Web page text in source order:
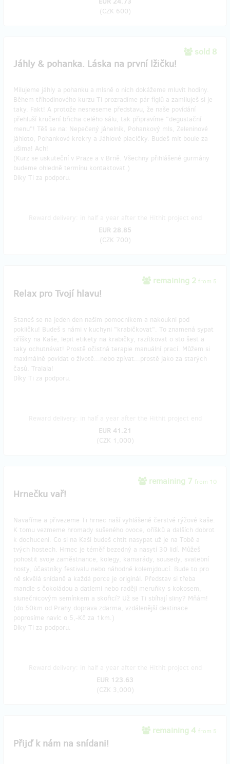
(CZK 600)
sold 8
Jáhly & pohanka. Láska na první lžičku!
Milujeme jáhly a pohanku a mlsně o nich dokážeme mluvit hodiny.
Během tříhodinového kurzu Ti prozradíme pár fíglů a zamiluješ si je
taky. Fakt! A protože nesneseme představu, že naše povídání
přehluší kručení břicha celého sálu, tak připravíme "degustační
menu"! Těš se na: Nepečený jáhelník, Pohankový mls, Zeleninové
jáhloto, Pohankové krekry a Jáhlové placičky. Budeš mít boule za
ušima! Ach!
(Kurz se uskuteční v Praze a v Brně. Všechny přihlášené gurmány
budeme ohledně termínu kontaktovat.)
Díky Ti za podporu.
EUR 28.85
(CZK 700)
remaining 2 from 5
Relax pro Tvojí hlavu!
Staneš se na jeden den našim pomocníkem a nakoukni pod
pokličku! Budeš s námi v kuchyni "krabičkovat". To znamená sypat
oříšky na Kaše, lepit etikety na krabičky, razítkovat o sto šest a
taky ochutnávat! Prostě očistná terapie manuální prací. Můžem si
maximálně povídat o životě...nebo zpívat...prostě jako za starých
časů. Tralala!
Díky Ti za podporu.
EUR 41.21
(CZK 1,000)
remaining 7 from 10
Hrnečku vař!
Navaříme a přivezeme Ti hrnec naší vyhlášené čerstvé rýžové kaše.
K tomu vezmeme hromady sušeného ovoce, oříšků a dalších dobrot
k dochucení. Co si na Kaši budeš chtít nasypat už je na Tobě a
tvých hostech. Hrnec je téměř bezedný a nasytí 30 lidí. Můžeš
pohostit svoje zaměstnance, kolegy, kamarády, sousedy, svatební
hosty, účastníky festivalu nebo náhodné kolemjdoucí. Bude to pro
ně skvělá snídaně a každá porce je originál. Představ si třeba
mandle s čokoládou a datlemi nebo raději meruňky s kokosem,
slunečnicovým semínkem a skořicí? Už se Ti sbíhají sliny? Mňám!
(do 50km od Prahy doprava zdarma, vzdálenější destinace
poprosíme navíc o 5,-Kč za 1km.)
Díky Ti za podporu.
EUR 123.63
(CZK 3,000)
remaining 4 from 5
Přijď k nám na snídani!